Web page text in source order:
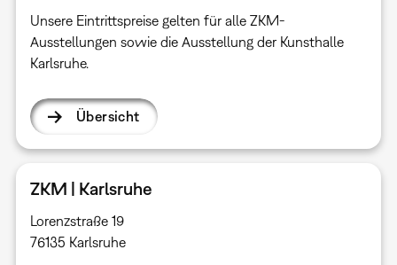
Unsere Eintrittspreise gelten für alle ZKM-
Ausstellungen sowie die Ausstellung der Kunsthalle
Karlsruhe.
Übersicht
ZKM | Karlsruhe
Lorenzstraße 19
76135 Karlsruhe